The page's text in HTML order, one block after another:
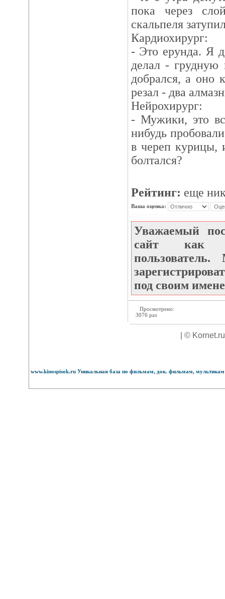
пока через
скальпеля
Кардиохирург:
- Это ерунда. Я
делал - грудную
добрался, а оно
резал - два
Нейрохирург:
- Мужики, это
нибудь
в череп курицы,
болтался?
Рейтинг: еще
Ваша оценка:
Уважаемый
сайт как
под своим
Просмотрено:
3076 раз
| ©
www.kinospisok.ru Уникальная база по фильмам, док. фильмам,